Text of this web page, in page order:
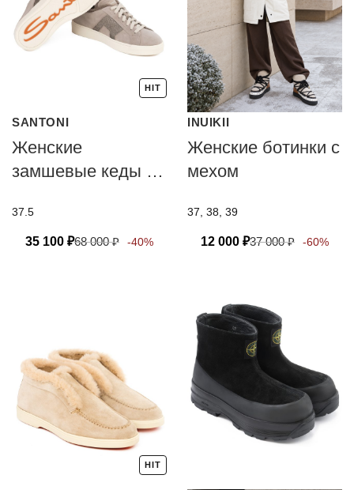
HIT
SANTONI
Женские
замшевые кеды с
37.5
35 100 ₽68 000₽ -40%
INUIKII
Женские ботинки с
мехом
37, 38, 39
12 000 ₽37 000₽ -60%
HIT